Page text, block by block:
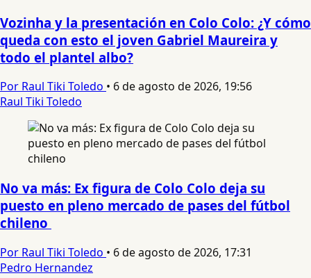
Vozinha y la presentación en Colo Colo: ¿Y cómo
queda con esto el joven Gabriel Maureira y
todo el plantel albo?
Por Raul Tiki Toledo • 6 de agosto de 2026, 19:56
Raul Tiki Toledo
No va más: Ex figura de Colo Colo deja su
puesto en pleno mercado de pases del fútbol
chileno
Por Raul Tiki Toledo • 6 de agosto de 2026, 17:31
Pedro Hernandez